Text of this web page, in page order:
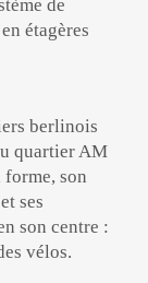
berlinois
quartier AM
forme, son
ses
son centre :
vélos.